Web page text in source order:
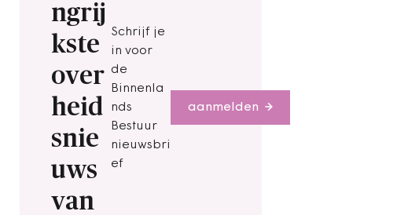
ngrij
kste
over
heid
snie
uws
van
Schrijf je
in voor
de
Binnenla
nds
Bestuur
nieuwsbri
ef
aanmelden